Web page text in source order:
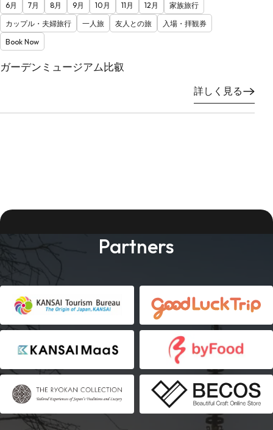
6月
7月 8月 9月 10月 11月 12月
家族旅行
カップル・夫婦旅行
一人旅 友人との旅
入場・拝観券
Book Now
ガーデンミュージアム比叡
詳しく見る
Partners